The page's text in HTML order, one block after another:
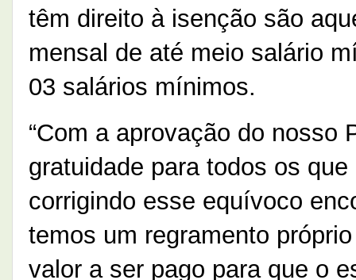
têm direito à isenção são
mensal de até meio salário
03 salários mínimos.
“Com a aprovação do nosso
gratuidade para todos os
corrigindo esse equívoco
temos um regramento
valor a ser pago para que o